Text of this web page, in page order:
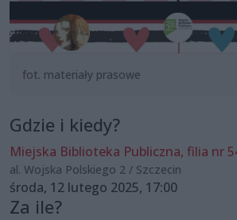
fot. materiały prasowe
Gdzie i kiedy?
Miejska Biblioteka Publiczna, filia nr
al. Wojska Polskiego 2 / Szczecin
środa, 12 lutego 2025, 17:00
Za ile?